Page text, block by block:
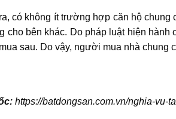
có không ít trường hợp căn hộ
cho bên khác. Do pháp luật hiện
sau. Do vậy, người mua nhà chung
https://batdongsan.com.vn/nghia-vu-